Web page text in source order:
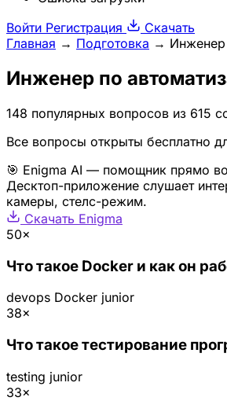
Войти Регистрация
Скачать
Главная → Подготовка → Инженер
Инженер по
148 популярных вопросов из 615
Все вопросы открыты бесплатно
🎯 Enigma AI — помощник прямо
Десктоп-приложение слушает
камеры, стелс-режим.
Скачать Enigma
50×
Что такое Docker и как он
devops Docker junior
38×
Что такое тестирование
testing junior
33×